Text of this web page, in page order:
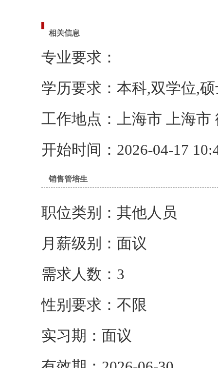
相关信息
专业要求：
学历要求：本科,双学位,
工作地点：上海市 上海市
开始时间：2026-04-17
销售管培生
职位类别：其他人员
月薪级别：面议
需求人数：3
性别要求：不限
实习期：面议